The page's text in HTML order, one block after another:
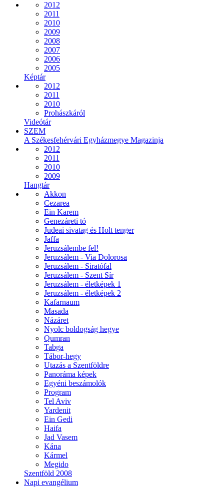
2012
2011
2010
2009
2008
2007
2006
2005
Képtár
2012
2011
2010
Prohászkáról
Videótár
SZEM
A Székesfehérvári Egyházmegye Magazinja
2012
2011
2010
2009
Hangtár
Akkon
Cezarea
Ein Karem
Genezáreti tó
Judeai sivatag és Holt tenger
Jaffa
Jeruzsálembe fel!
Jeruzsálem - Via Dolorosa
Jeruzsálem - Siratófal
Jeruzsálem - Szent Sír
Jeruzsálem - életképek 1
Jeruzsálem - életképek 2
Kafarnaum
Masada
Názáret
Nyolc boldogság hegye
Qumran
Tabga
Tábor-hegy
Utazás a Szentföldre
Panoráma képek
Egyéni beszámolók
Program
Tel Aviv
Yardenit
Ein Gedi
Haifa
Jad Vasem
Kána
Kármel
Megido
Szentföld 2008
Napi evangélium